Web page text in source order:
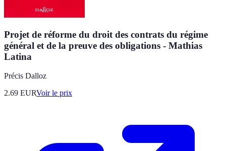
Projet de réforme du droit des contrats du régime
général et de la preuve des obligations - Mathias
Latina
Précis Dalloz
2.69 EURVoir le prix